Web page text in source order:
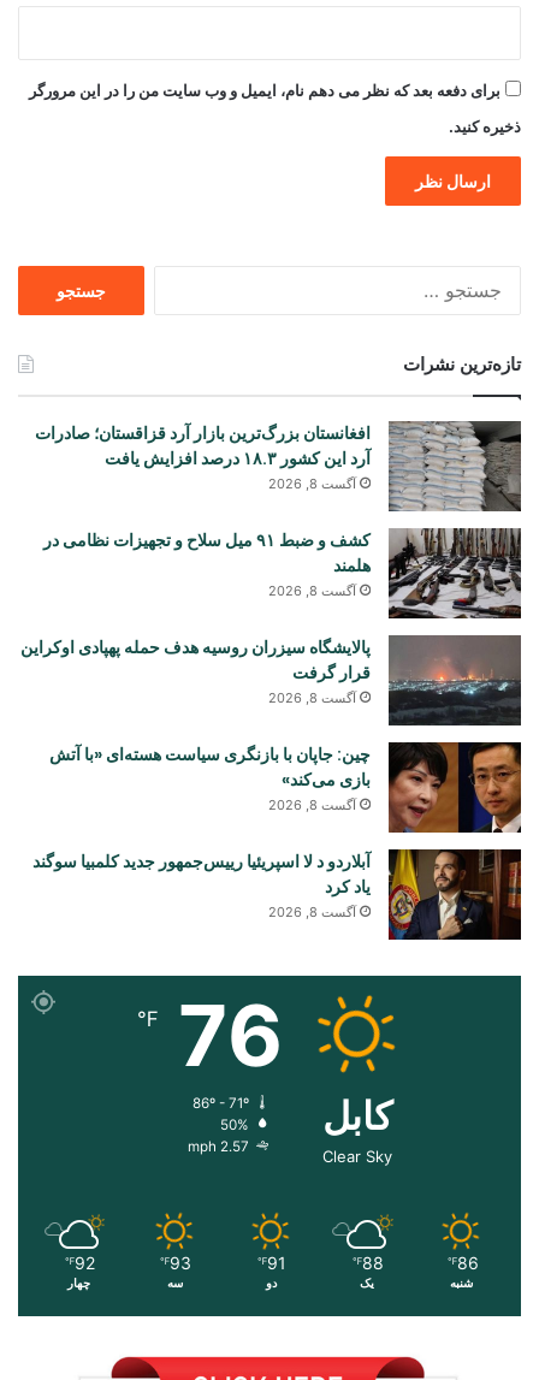
برای دفعه بعد که نظر می دهم نام، ایمیل و وب سایت من را در این مرورگر
ذخیره کنید.
تازه‌ترین نشرات
افغانستان بزرگ‌ترین بازار آرد قزاقستان؛ صادرات
آرد این کشور ۱۸.۳ درصد افزایش یافت
آگست 8, 2026
کشف و ضبط ۹۱ میل سلاح و تجهیزات نظامی در
هلمند
آگست 8, 2026
پالایشگاه سیزران روسیه هدف حمله پهپادی اوکراین
قرار گرفت
آگست 8, 2026
چین: جاپان با بازنگری سیاست هسته‌ای «با آتش
بازی می‌کند»
آگست 8, 2026
آبلاردو د لا اسپریئیا رییس‌جمهور جدید کلمبیا سوگند
یاد کرد
آگست 8, 2026
کابل
Clear Sky
76
℉
50%
2.57 mph
86
℉
شنبه
88
℉
یک
91
℉
دو
93
℉
سه
92
℉
چهار